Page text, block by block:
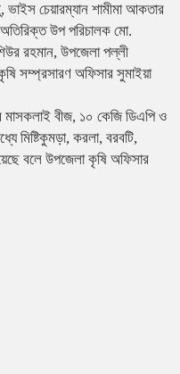
ভাইস চেয়ারম্যান শামীমা আকতার
অতিরিক্ত উপ পরিচালক মো.
রহমান, উপজেলা পল্লী
সম্প্রসারণ অফিসার সুমাইয়া
বীজ, ১০ কেজি ডিএপি ও
মিষ্টিকুমড়া, করলা, বরবটি,
বলে উপজেলা কৃষি অফিসার